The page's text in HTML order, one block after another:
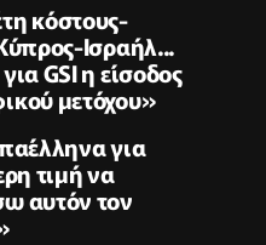
κόστους-
Ισραήλ...
GSI η είσοδος
μετόχου»
για
τιμή να
αυτόν τον